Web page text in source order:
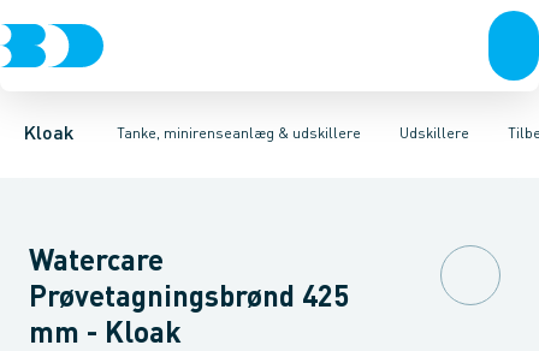
Kloak Tanke, minirenseanlæg & udskillere
Rør & fittingsBrøndeBrøndgodsLinjeafvandingTanke,
Udskillere
Udskillere Tanke Tilbehør til tankeMini renseanlæg
OlieudskillereFedtudskillereTilbehør til udskillereSandfang
Watercare
Prøvetagningsbrønd 425
mm - Kloak